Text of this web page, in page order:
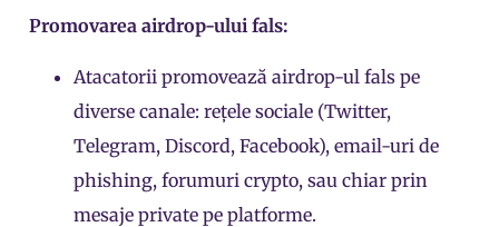
Promovarea airdrop-ului fals:
Atacatorii promovează airdrop-ul fals pe
diverse canale: rețele sociale (Twitter,
Telegram, Discord, Facebook), email-uri de
phishing, forumuri crypto, sau chiar prin
mesaje private pe platforme.